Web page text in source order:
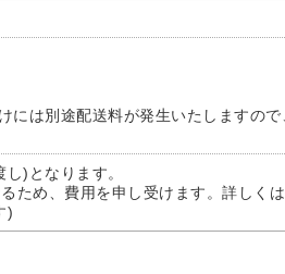
は別途配送料が発生いたしますので
)となります。
ため、費用を申し受けます。詳しく
)